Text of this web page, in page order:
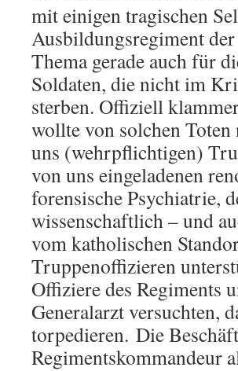
mit einigen tragischen
Ausbildungsregiment
Thema gerade auch für
Soldaten, die nicht im
sterben. Offiziell
wollte von solchen
uns (wehrpflichtigen)
von uns eingeladenen
forensische Psychiatrie,
wissenschaftlich – und
vom katholischen
Truppenoffizieren
Offiziere des Regiments
Generalarzt versuchten,
torpedieren. Die
Regimentskommandeur